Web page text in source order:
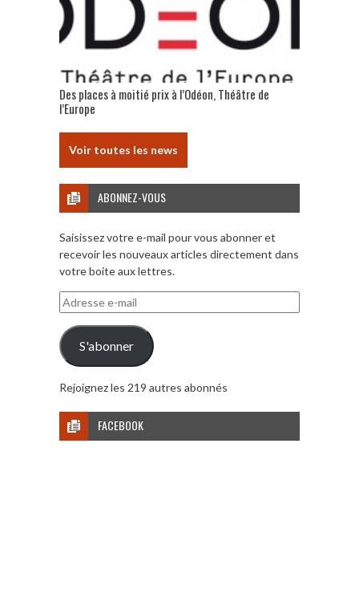
Des places à moitié prix à l’Odéon, Théâtre de
l’Europe
Voir toutes les news
ABONNEZ-VOUS
Saisissez votre e-mail pour vous abonner et
recevoir les nouveaux articles directement dans
votre boite aux lettres.
Adresse
e-
mail
S'abonner
Rejoignez les 219 autres abonnés
FACEBOOK